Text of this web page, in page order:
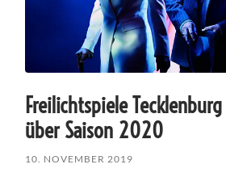
Freilichtspiele
über Saison 2020
10. NOVEMBER 2019